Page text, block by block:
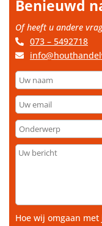
Benieuwd
Of heeft u andere
073 – 5492718
Uw
naam
Uw
email
Onderwerp
Uw
Hoe wij omgaan